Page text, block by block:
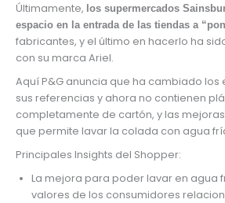
Últimamente, los supermercados
espacio en la entrada de las tiendas a
fabricantes, y el último en hacerlo ha
con su marca Ariel.
Aquí P&G anuncia que ha cambiado los
sus referencias y ahora no contienen
completamente de cartón, y las
que permite lavar la colada con agua
Principales Insights del Shopper:
La mejora para poder lavar en agua
valores de los consumidores